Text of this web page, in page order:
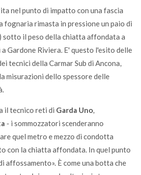
nel punto di impatto con una fascia
fognaria rimasta in pressione un paio di
sotto il peso della chiatta affondata a
Gardone Riviera. E' questo l'esito delle
tecnici della Carmar Sub di Ancona,
misurazioni dello spessore delle
il tecnico reti di Garda Uno,
- i sommozzatori scenderanno
quel metro e mezzo di condotta
con la chiatta affondata. In quel punto
affossamento». È come una botta che